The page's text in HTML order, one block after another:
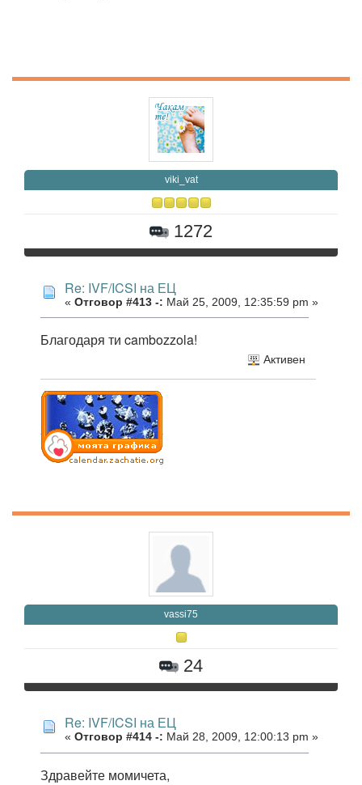
viki_vat
1272
Re: IVF/ICSI на ЕЦ
« Отговор #413 -: Май 25, 2009, 12:35:59 pm »
Благодаря ти cambozzola!
Активен
vassi75
24
Re: IVF/ICSI на ЕЦ
« Отговор #414 -: Май 28, 2009, 12:00:13 pm »
Здравейте момичета,